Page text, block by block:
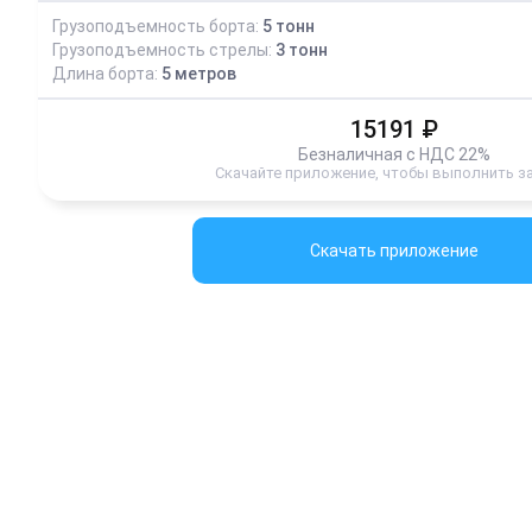
Грузоподъемность борта: 5 тонн
Грузоподъемность стрелы: 3 тонн
Длина борта: 5 метров
15191 ₽
Безналичная с НДС 22%
Скачайте приложение, чтобы выполнить
Скачать приложение